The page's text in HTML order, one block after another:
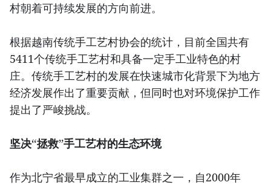
村朝着可持续发展的方向前进。
根据越南传统手工艺村协会的统计，目前全国共有
5411个传统手工艺村和具备一定手工业特色的村
庄。传统手工艺村的发展在快速城市化背景下为地方
经济发展作出了重要贡献，但同时也对环境保护工作
提出了严峻挑战。
坚决“拯救”手工艺村的生态环境
作为北宁省最早成立的工业集群之一，自2000年